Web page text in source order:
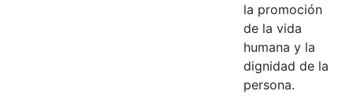
la promoción
de la vida
humana y la
dignidad de la
persona.